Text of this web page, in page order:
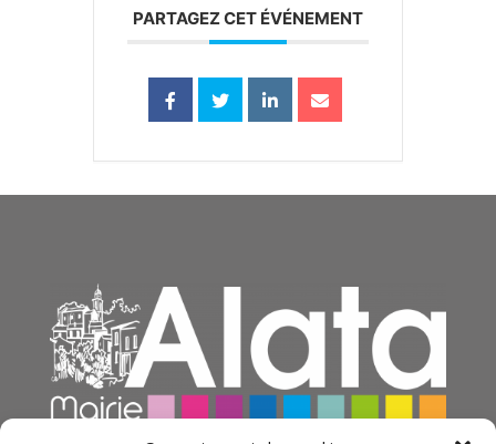
PARTAGEZ CET ÉVÉNEMENT